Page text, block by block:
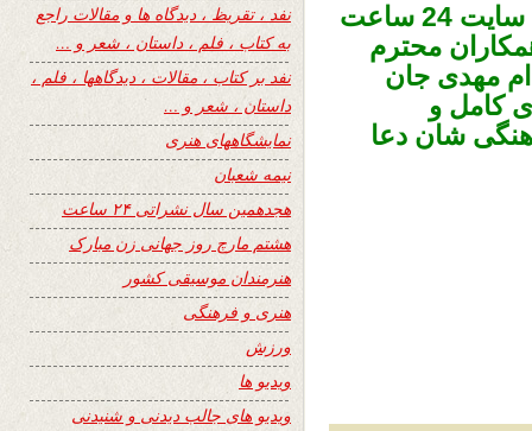
در اخیر یکبار دیگر هفدهمین بهار نشراتی سایت 24 ساعت
محترم
ام مهدی جان
کامل و
شان دعا
نفد ، تقریظ ، دیدگاه ها و مقالات راجع
به کتاب ، فلم ، داستان ، شعر و …
نفد بر کتاب ، مقالات ، دیدگاهها ، فلم ،
داستان ، شعر و …
نمایشگاههای هنری
نیمه شعبان
هجدهمین سال نشراتی ۲۴ ساعت
هشتم مارچ روز جهانی زن مبارک
هنرمندان موسیقی کشور
هنری و فرهنگی
ورزش
ویدیو ها
ویدیو های جالب دیدنی و شنیدنی